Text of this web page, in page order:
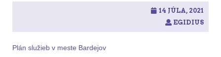
14 JÚLA, 2021
EGIDIUS
Plán služieb v meste Bardejov